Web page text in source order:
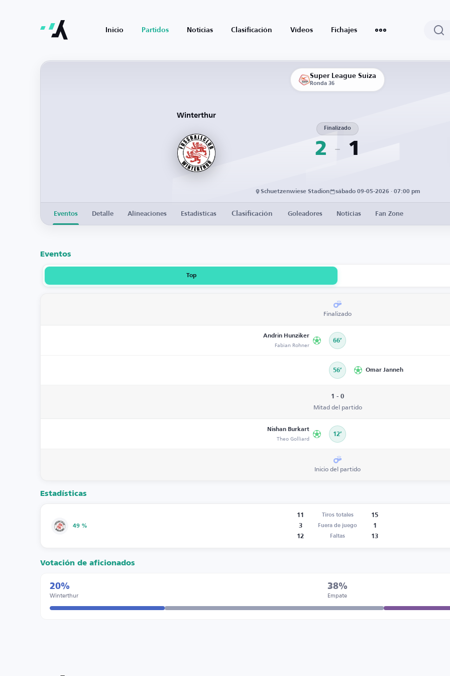
Inicio Partidos Noticias Clasificación Vídeos Fichajes
Super League Suiza
Ronda 36
Winterthur
2
Finalizado
1
Schuetzenwiese Stadion sábado 09-05-2026 · 07:00 pm
Eventos Detalle Alineaciones Estadísticas Clasificación Goleadores Noticias Fan Zone
Eventos
Top
Finalizado
Andrin Hunziker
Fabian Rohner 66’
56’ Omar Janneh
1 - 0
Mitad del partido
Nishan Burkart
Theo Golliard 12’
Inicio del partido
Estadísticas
49 %
11 Tiros totales
15
3
Fuera de juego
1
12
Faltas 13
Votación de aficionados
20%
Winterthur
38%
Empate